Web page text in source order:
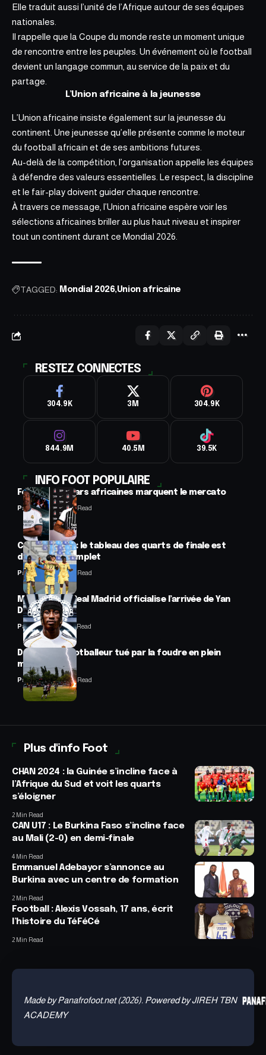
Elle traduit aussi l’unité de l’Afrique autour de ses équipes
nationales.
Il rappelle que la Coupe du monde reste un moment unique
de rencontre entre les peuples. Un événement où le football
devient un langage commun, au service de la paix et du
partage.
L’Union africaine à la jeunesse
L’Union africaine insiste également sur la jeunesse du
continent. Une jeunesse qu’elle présente comme le moteur
du football africain et de ses ambitions futures.
Au-delà de la compétition, l’organisation appelle les équipes
à défendre des valeurs essentielles. Le respect, la discipline
et le fair-play doivent guider chaque rencontre.
À travers ce message, l’Union africaine espère voir les
sélections africaines briller au plus haut niveau et inspirer
tout un continent durant ce Mondial 2026
TAGGED: Mondial 2026 Union africaine
RESTEZ CONNECTES
304.9K 3M 304.9K
844.9M 40.5M 39.5K
INFO FOOT POPULAIRE
Football : 2 stars africaines marquent le mercato
Panafrofoot2 Min Read
CAN féminine : le tableau des quarts de finale est
désormais complet
Panafrofoot2 Min Read
Mercato : Le Real Madrid officialise l’arrivée de Yan
Diomandé
Panafrofoot1 Min Read
Drame : un footballeur tué par la foudre en plein
match
Panafrofoot2 Min Read
Plus d'info Foot
CHAN 2024 : la Guinée s’incline face à
l’Afrique du Sud et voit les quarts
s’éloigner
2 Min Read
CAN U17 : Le Burkina Faso s’incline face
au Mali (2-0) en demi-finale
4 Min Read
Emmanuel Adebayor s’annonce au
Burkina avec un centre de formation
2 Min Read
Football : Alexis Vossah, 17 ans, écrit
l’histoire du TéFéCé
2 Min Read
Made by Panafrofoot.net (2026). Powered by JIREH TBN
ACADEMY